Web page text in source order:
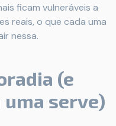
ficam vulneráveis a
reais, o que cada uma
nessa.
(e
uma serve)